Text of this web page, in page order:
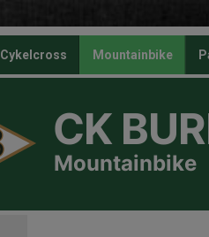
Cykelcross Mountainbike
CK
Mountainbike